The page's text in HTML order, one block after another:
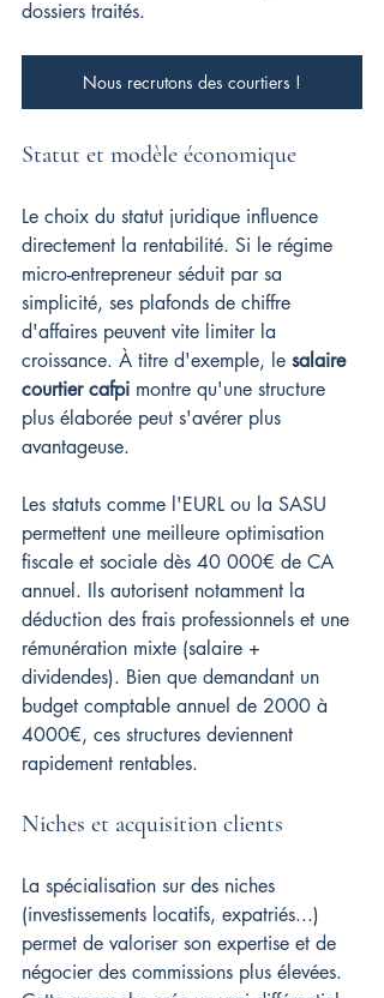
dossiers traités.
Nous recrutons des courtiers !
Statut et modèle économique
Le choix du statut juridique influence
directement la rentabilité. Si le régime
micro-entrepreneur séduit par sa
simplicité, ses plafonds de chiffre
d'affaires peuvent vite limiter la
croissance. À titre d'exemple, le salaire
courtier cafpi montre qu'une structure
plus élaborée peut s'avérer plus
avantageuse.
Les statuts comme l'EURL ou la SASU
permettent une meilleure optimisation
fiscale et sociale dès 40 000€ de CA
annuel. Ils autorisent notamment la
déduction des frais professionnels et une
rémunération mixte (salaire +
dividendes). Bien que demandant un
budget comptable annuel de 2000 à
4000€, ces structures deviennent
rapidement rentables.
Niches et acquisition clients
La spécialisation sur des niches
(investissements locatifs, expatriés...)
permet de valoriser son expertise et de
négocier des commissions plus élevées.